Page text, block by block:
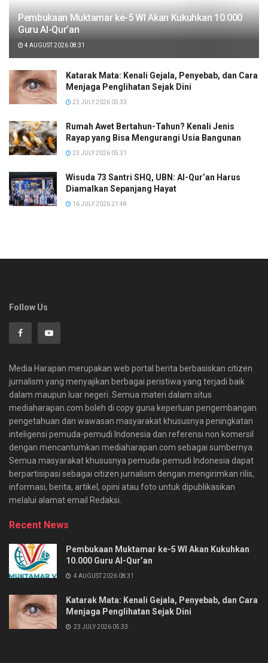
Pembukaan Muktamar ke-5 WI Akan Kukuhkan 10.000
Guru Al-Qur’an
4 AUGUST 2026 08:31
Katarak Mata: Kenali Gejala, Penyebab, dan Cara
Menjaga Penglihatan Sejak Dini
23 JULY 2026 05:33
Rumah Awet Bertahun-Tahun? Kenali Jenis
Rayap yang Bisa Mengurangi Usia Bangunan
23 JULY 2026 05:31
Wisuda 73 Santri SHQ, UBN: Al-Qur’an Harus
Diamalkan Sepanjang Hayat
16 JULY 2026 21:48
Follow Us
Media Harapan merupakan web portal berita berbasiskan citizen
jurnalism yang menyajikan berbagai peristiwa yang terjadi baik
dalam maupun luar negeri. Semua materi dalam situs
mediaharapan.com boleh di copy guna keperluan pengembangan
pengetahuan dan wawasan masyarakat khususnya peningkatan
inteligensi pemuda-pemudi Indonesia dan referensi non komersil
dengan mencantumkan mediaharapan.com sebagai sumbernya.
Semua masyarakat khususnya pemuda-pemudi Indonesia dapat
berpartisipasi sebagai citizen jurnalism dengan mengirimkan rilis,
informasi, berita, artikel, opini atau foto untuk dipublikasikan
melalui alamat email Redaksi.
Recent News
Pembukaan Muktamar ke-5 WI Akan Kukuhkan
10.000 Guru Al-Qur’an
4 AUGUST 2026 08:31
Katarak Mata: Kenali Gejala, Penyebab, dan Cara
Menjaga Penglihatan Sejak Dini
23 JULY 2026 05:33